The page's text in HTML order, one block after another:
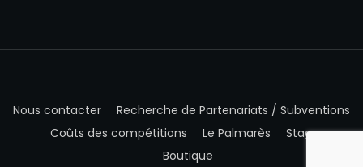
Nous contacter
Recherche de Partenariats / Subventions
Coûts des compétitions
Le Palmarès
Stages
Boutique